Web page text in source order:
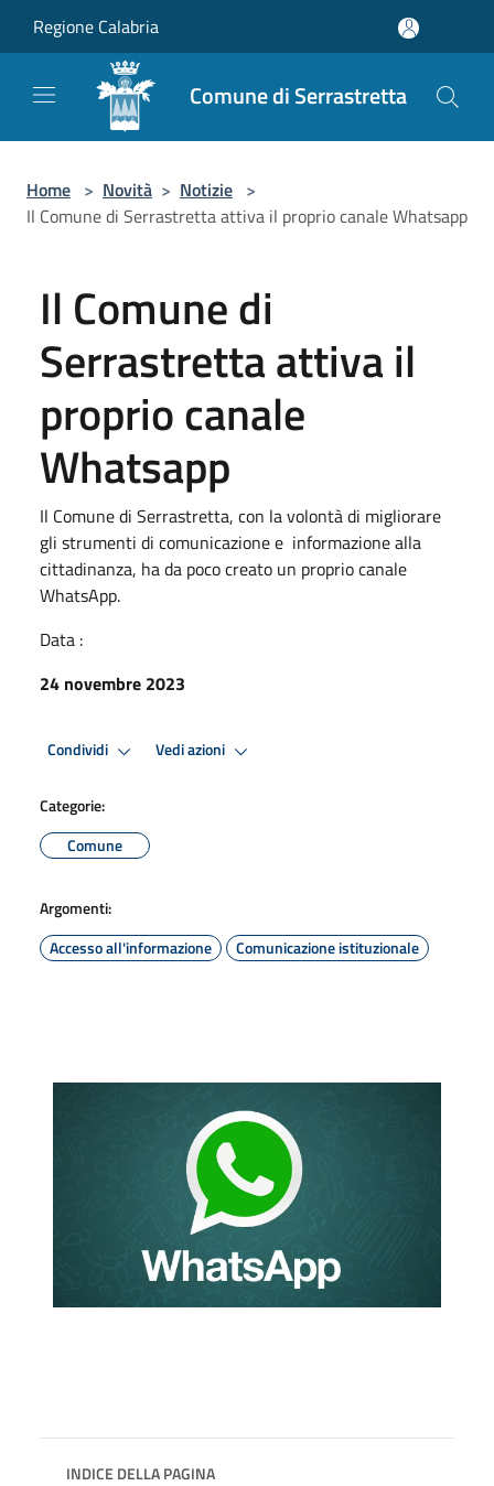
Regione Calabria
Comune di Serrastretta
Home > Novità > Notizie >
Il Comune di Serrastretta attiva il proprio canale Whatsapp
Il Comune di
Serrastretta attiva il
proprio canale
Whatsapp
Il Comune di Serrastretta, con la volontà di migliorare
gli strumenti di comunicazione e informazione alla
cittadinanza, ha da poco creato un proprio canale
WhatsApp.
Data :
24 novembre 2023
Condividi Vedi azioni
Categorie:
Comune
Argomenti:
Accesso all'informazione
Comunicazione istituzionale
INDICE DELLA PAGINA